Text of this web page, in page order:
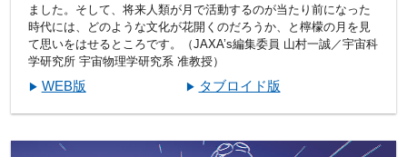
ました。そして、将来人類が月で活動するのが当たり前になった
時代には、どのような文化が花開くのだろうか、と檸檬の月を見
て思いをはせるところです。（JAXA’s編集委員 山村一誠／宇宙科
学研究所 宇宙物理学研究系 准教授）
WEB版 タブロイド版